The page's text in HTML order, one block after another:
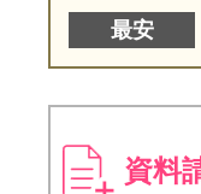
最安
資料